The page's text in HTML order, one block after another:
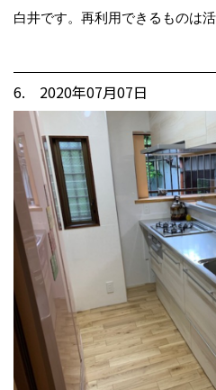
白井です。再利用できるものは活
6. 2020年07月07日